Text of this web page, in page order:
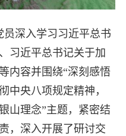
深入学习习近平总书
习近平总书记关于加
内容并围绕“深刻感悟
中央八项规定精神，
山理念”主题，紧密结
，深入开展了研讨交